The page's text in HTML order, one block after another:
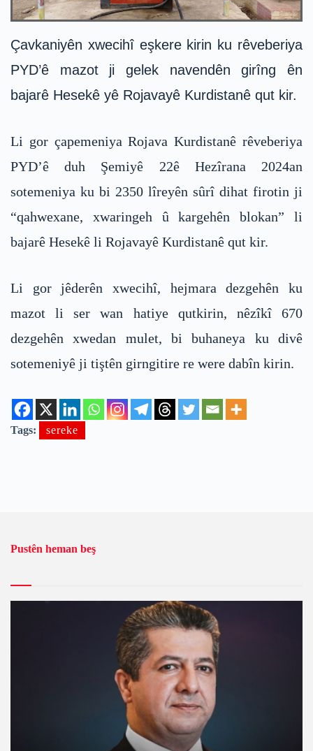
Çavkaniyên xwecihî eşkere kirin ku rêveberiya
PYD’ê mazot ji gelek navendên girîng ên
bajarê Hesekê yê Rojavayê Kurdistanê qut kir.
Li gor çapemeniya Rojava Kurdistanê rêveberiya
PYD’ê duh Şemiyê 22ê Hezîrana 2024an
sotemeniya ku bi 2350 lîreyên sûrî dihat firotin ji
“qahwexane, xwaringeh û kargehên blokan” li
bajarê Hesekê li Rojavayê Kurdistanê qut kir.
Li gor jêderên xwecihî, hejmara dezgehên ku
mazot li ser wan hatiye qutkirin, nêzîkî 670
dezgehên xwedan mulet, bi buhaneya ku divê
sotemeniyê ji tiştên girngitire re were dabîn kirin.
Tags: sereke
Pustên heman beş